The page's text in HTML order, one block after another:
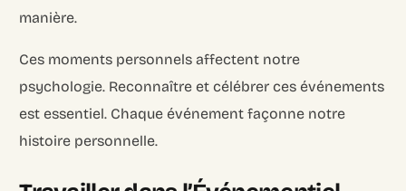
manière.
Ces moments personnels affectent notre
psychologie. Reconnaître et célébrer ces événements
est essentiel. Chaque événement façonne notre
histoire personnelle.